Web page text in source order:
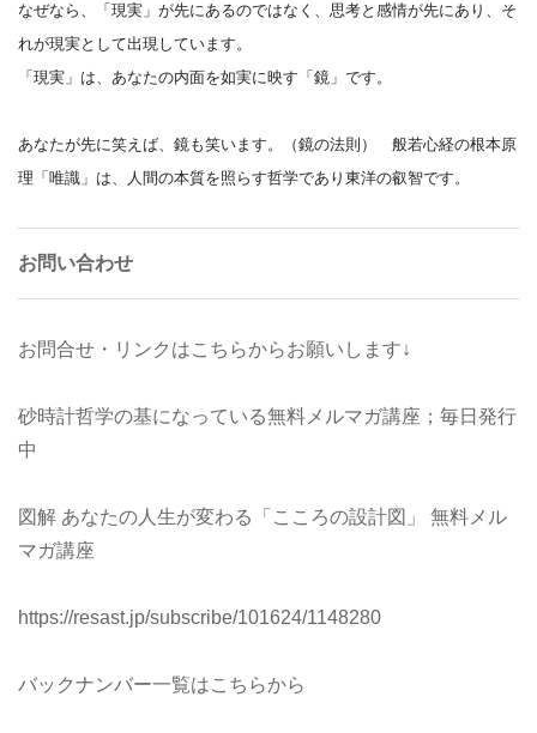
なぜなら、「現実」が先にあるのではなく、 思考と感情が先にあり、そ
れが現実として出現しています。
「現実」は、あなたの内面を如実に映す「鏡」です。
あなたが先に笑えば、鏡も笑います。（鏡の法則） 般若心経の根本原
理 「唯識」は、 人間の本質を照らす哲学であり東洋の叡智です。
お問い合わせ
お問合せ・リンクはこちらからお願いします↓
砂時計哲学の基になっている無料メルマガ講座；毎日発行
中
図解 あなたの人生が変わる「こころの設計図」 無料メル
マガ講座
https://resast.jp/subscribe/101624/1148280
バックナンバー一覧はこちらから